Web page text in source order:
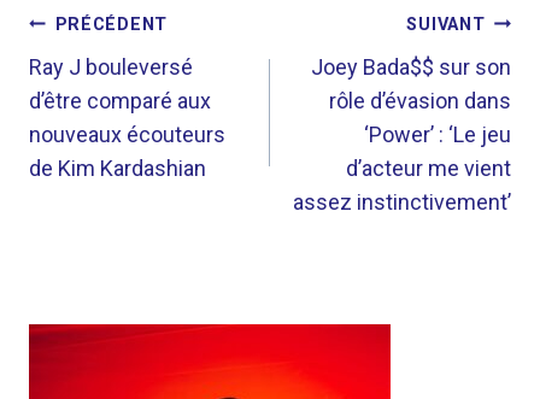
NAVIGATION
DE
L’ARTICLE
PRÉCÉDENT
Ray J bouleversé
d’être comparé aux
nouveaux écouteurs
de Kim Kardashian
SUIVANT
Joey Bada$$ sur son
rôle d’évasion dans
‘Power’ : ‘Le jeu
d’acteur me vient
assez instinctivement’